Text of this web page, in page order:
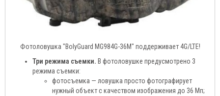
Фотоловушка "BolyGuard MG984G-36M" поддерживает 4G/LTE!
Три режима съемки. В фотоловушке предусмотрено 3
режима съемки:
фотосъемка — ловушка просто фотографирует
нужный объект с качеством изображения до 36 Мп;